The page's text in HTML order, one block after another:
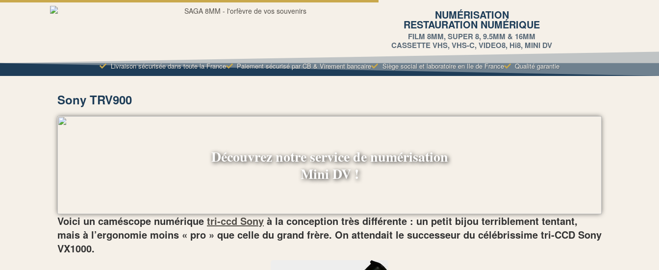
NUMÉRISATION
RESTAURATION NUMÉRIQUE
FILM 8MM, SUPER 8, 9.5MM & 16MM
CASSETTE VHS, VHS-C, VIDEO8, Hi8, MINI DV
Livraison sécurisée dans toute la France Paiement sécurisé par CB & Virement bancaire Siège social et laboratoire en Ile de France Qualité garantie
Sony TRV900
Voici un caméscope numériquetri-ccd Sonyà la conception très différente : un petit bijou terriblement tentant,
mais à l’ergonomie moins « pro » que celle du grand frère. On attendait le successeur du célébrissime tri-CCD Sony
VX1000.